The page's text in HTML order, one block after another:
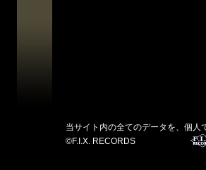
当サイト内の全てのデータを、個
©F.I.X. RECORDS